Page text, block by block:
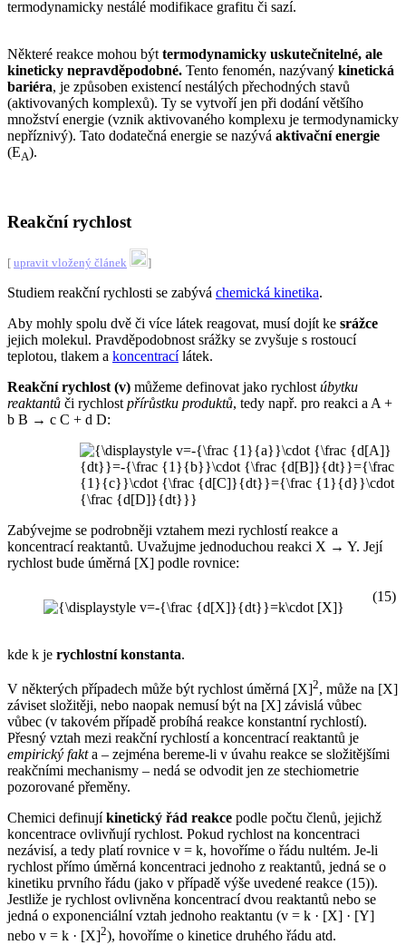
termodynamicky nestálé modifikace grafitu či sazí.
Některé reakce mohou být termodynamicky uskutečnitelné, ale
kineticky nepravděpodobné. Tento fenomén, nazývaný kinetická
bariéra, je způsoben existencí nestálých přechodných stavů
(aktivovaných komplexů). Ty se vytvoří jen při dodání většího
množství energie (vznik aktivovaného komplexu je termodynamicky
nepříznivý). Tato dodatečná energie se nazývá aktivační energie
(EA).
Reakční rychlost
[ upravit vložený článek ]
Studiem reakční rychlosti se zabývá chemická kinetika.
Aby mohly spolu dvě či více látek reagovat, musí dojít ke srážce
jejich molekul. Pravděpodobnost srážky se zvyšuje s rostoucí
teplotou, tlakem a koncentracílátek.
Reakční rychlost (v) můžeme definovat jako rychlost úbytku
reaktantů či rychlost přírůstku produktů, tedy např. pro reakci a A +
b B → c C + d D:
Zabývejme se podrobněji vztahem mezi rychlostí reakce a
koncentrací reaktantů. Uvažujme jednoduchou reakci X → Y. Její
rychlost bude úměrná [X] podle rovnice:
(15)
kde k je rychlostní konstanta.
V některých případech může být rychlost úměrná [X]2, může na [X]
záviset složitěji, nebo naopak nemusí být na [X] závislá vůbec
vůbec (v takovém případě probíhá reakce konstantní rychlostí).
Přesný vztah mezi reakční rychlostí a koncentrací reaktantů je
empirický fakta – zejména bereme-li v úvahu reakce se složitějšími
reakčními mechanismy – nedá se odvodit jen ze stechiometrie
pozorované přeměny.
Chemici definujíkinetický řád reakce podle počtu členů, jejichž
koncentrace ovlivňují rychlost. Pokud rychlost na koncentraci
nezávisí, a tedy platí rovnice v = k, hovoříme o řádu nultém. Je-li
rychlost přímo úměrná koncentraci jednoho z reaktantů, jedná se o
kinetiku prvního řádu (jako v případě výše uvedené reakce (15)).
Jestliže je rychlost ovlivněna koncentrací dvou reaktantů nebo se
jedná o exponenciální vztah jednoho reaktantu (v = k · [X] · [Y]
nebo v = k · [X]2), hovoříme o kinetice druhého řádu atd.